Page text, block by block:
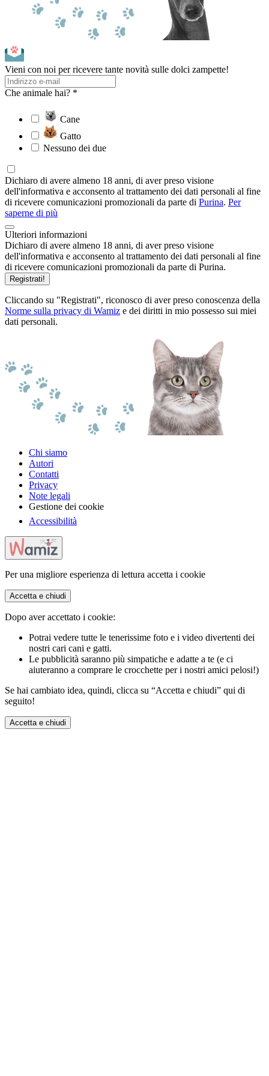
Vieni con noi per ricevere tante novità sulle dolci zampette!
Che animale hai? *
Cane
Gatto
Nessuno dei due
Dichiaro di avere almeno 18 anni, di aver preso visione
dell'informativa e acconsento al trattamento dei dati personali al fine
di ricevere comunicazioni promozionali da parte di Purina. Per
saperne di più
Ulteriori informazioni
Dichiaro di avere almeno 18 anni, di aver preso visione
dell'informativa e acconsento al trattamento dei dati personali al fine
di ricevere comunicazioni promozionali da parte di Purina.
Registrati!
Cliccando su "Registrati", riconosco di aver preso conoscenza della
Norme sulla privacy di Wamiz e dei diritti in mio possesso sui miei
dati personali.
Chi siamo
Autori
Contatti
Privacy
Note legali
Gestione dei cookie
Accessibilità
Per una migliore esperienza di lettura accetta i cookie
Accetta e chiudi
Dopo aver accettato i cookie:
Potrai vedere tutte le tenerissime foto e i video divertenti dei
nostri cari cani e gatti.
Le pubblicità saranno più simpatiche e adatte a te (e ci
aiuteranno a comprare le crocchette per i nostri amici pelosi!)
Se hai cambiato idea, quindi, clicca su “Accetta e chiudi” qui di
seguito!
Accetta e chiudi